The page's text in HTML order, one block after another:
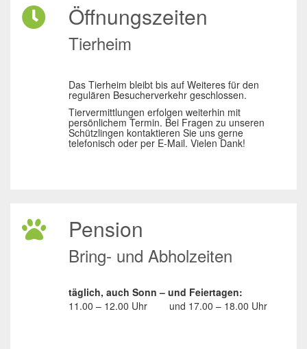
Öffnungszeiten
Tierheim
Das Tierheim bleibt bis auf Weiteres für den
regulären Besucherverkehr geschlossen.
Tiervermittlungen erfolgen weiterhin mit
persönlichem Termin. Bei Fragen zu unseren
Schützlingen kontaktieren Sie uns gerne
telefonisch oder per E-Mail. Vielen Dank!
Pension
Bring- und Abholzeiten
täglich, auch Sonn – und Feiertagen:
11.00 – 12.00 Uhr
und 17.00 – 18.00 Uhr